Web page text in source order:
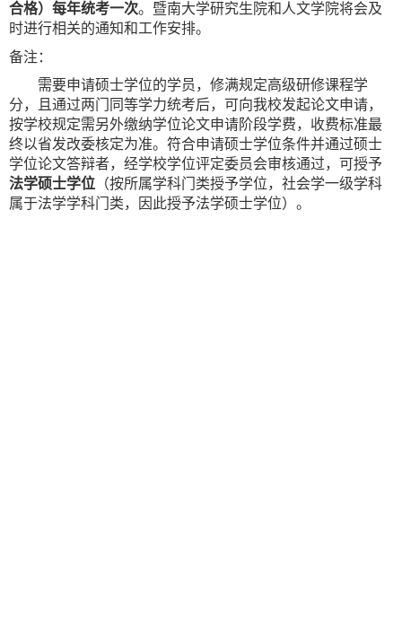
合格）每年统考一次。暨南大学研究生院和人文学院将会及
时进行相关的通知和工作安排。
备注：
需要申请硕士学位的学员，修满规定高级研修课程学
分，且通过两门同等学力统考后，可向我校发起论文申请，
按学校规定需另外缴纳学位论文申请阶段学费，收费标准最
终以省发改委核定为准。符合申请硕士学位条件并通过硕士
学位论文答辩者，经学校学位评定委员会审核通过，可授予
法学硕士学位 （按所属学科门类授予学位，社会学一级学科
属于法学学科门类，因此授予法学硕士学位）。